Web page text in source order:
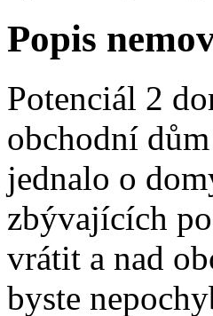
Popis
Potenciál 2
obchodní
jednalo o
zbývajících
vrátit a nad
byste